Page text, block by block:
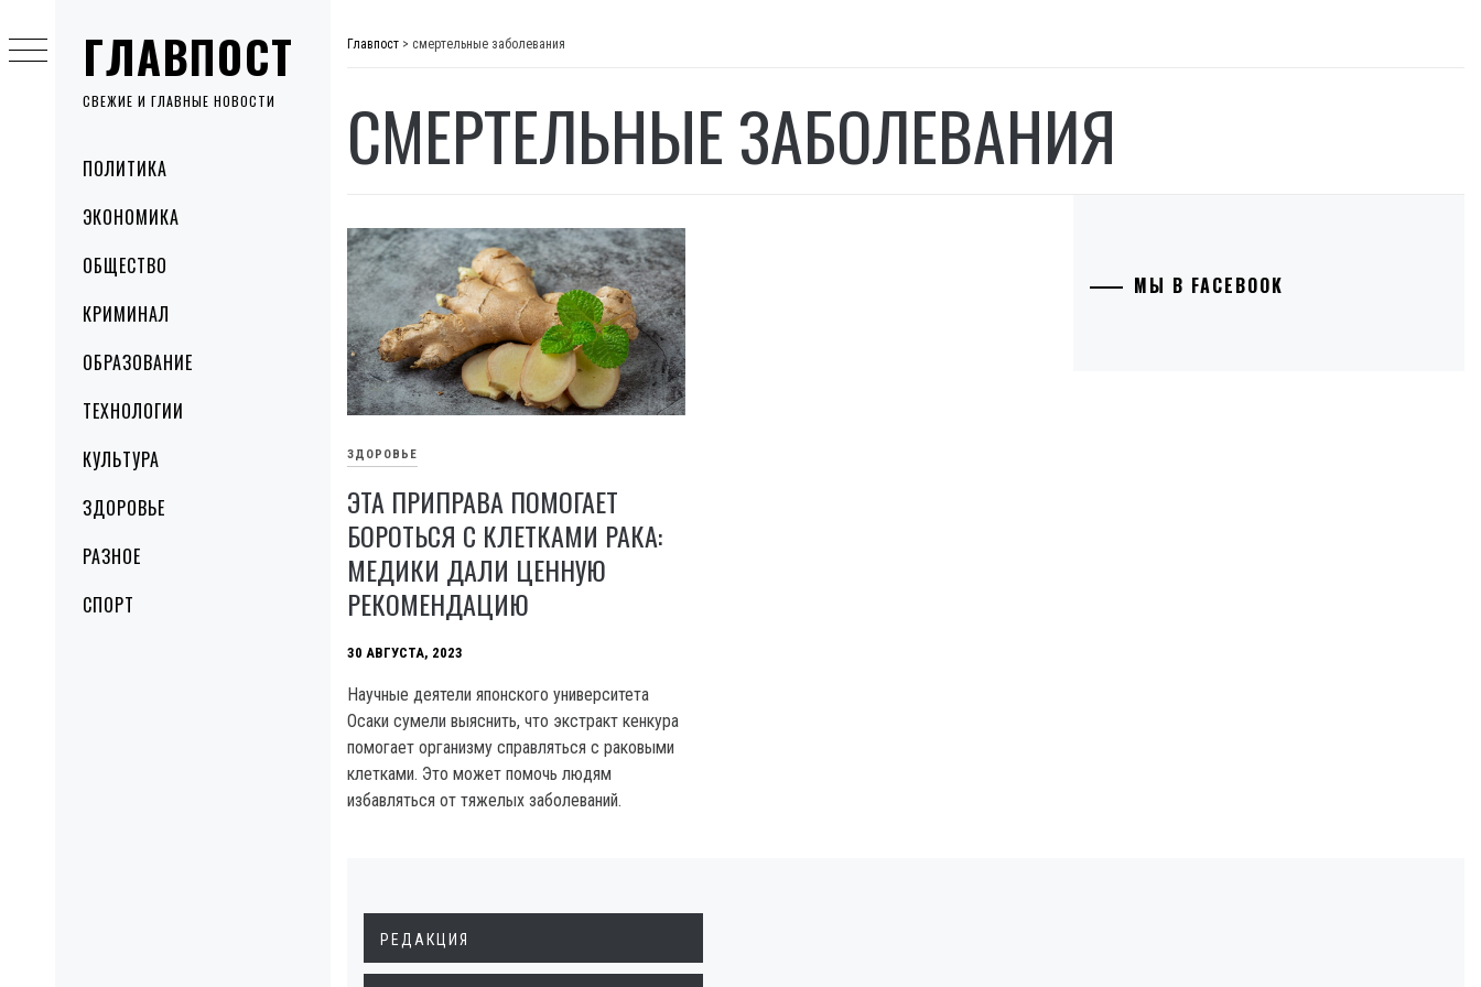
ГЛАВПОСТ
СВЕЖИЕ И ГЛАВНЫЕ НОВОСТИ
MenuПОЛИТИКА
ЭКОНОМИКА
ОБЩЕСТВО
КРИМИНАЛ
ОБРАЗОВАНИЕ
ТЕХНОЛОГИИ
КУЛЬТУРА
ЗДОРОВЬЕ
РАЗНОЕ
СПОРТ
to
content
Главпост > смертельные заболевания
СМЕРТЕЛЬНЫЕ ЗАБОЛЕВАНИЯ
ЗДОРОВЬЕ
ЭТА ПРИПРАВА ПОМОГАЕТ
БОРОТЬСЯ С КЛЕТКАМИ РАКА:
МЕДИКИ ДАЛИ ЦЕННУЮ
РЕКОМЕНДАЦИЮ
30 АВГУСТА, 2023
Научные деятели японского университета
Осаки сумели выяснить, что экстракт кенкура
помогает организму справляться с раковыми
клетками. Это может помочь людям
избавляться от тяжелых заболеваний.
МЫ В FACEBOOK
РЕДАКЦИЯ